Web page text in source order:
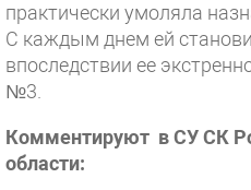
практически умоляла
С каждым днем ей
впоследствии ее
№3.
Комментируют в СУ СК
области: